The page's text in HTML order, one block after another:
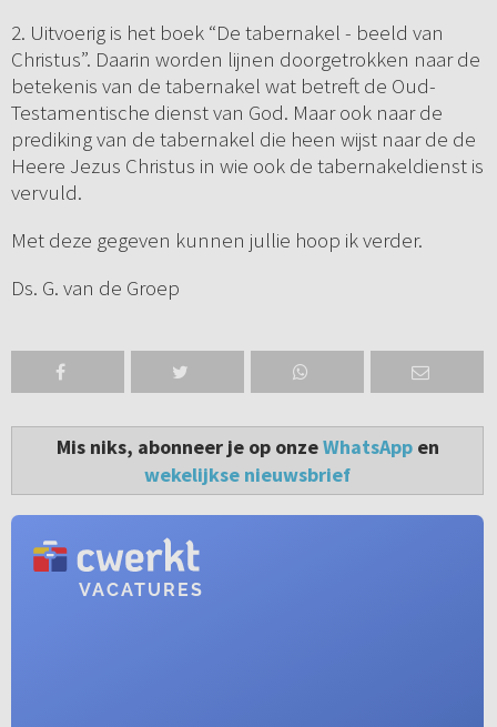
2. Uitvoerig is het boek “De tabernakel - beeld van
Christus”. Daarin worden lijnen doorgetrokken naar de
betekenis van de tabernakel wat betreft de Oud-
Testamentische dienst van God. Maar ook naar de
prediking van de tabernakel die heen wijst naar de de
Heere Jezus Christus in wie ook de tabernakeldienst is
vervuld.
Met deze gegeven kunnen jullie hoop ik verder.
Ds. G. van de Groep
Mis niks, abonneer je op onzeWhatsAppen
wekelijkse nieuwsbrief